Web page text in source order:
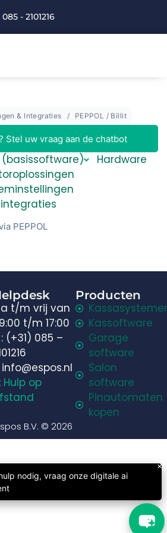
085 - 2101216
& Integraties PEPPOL / Billit
Stel uw vraag aan de chatbot
Hardware
PEPPOL
t/m vrij van
t/m 17:00
(+31) 085 –
info@espos.nl
Hulp op
Producten
Kassoftware
Garage
software
Salon
software
Pinautomaten
kopen
B.V. © 2026
in onze chat!
Voer je e-mailadres in om met
ons te chatten.
nodig, vraag onze digitale ai
×